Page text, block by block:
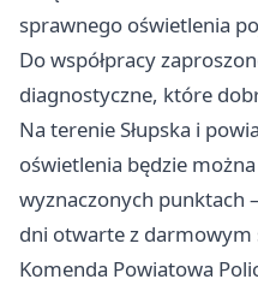
sprawnego oświetlenia
Do współpracy
diagnostyczne, które
Na terenie Słupska i
oświetlenia będzie
wyznaczonych punktach
dni otwarte z darmowym
Komenda Powiatowa